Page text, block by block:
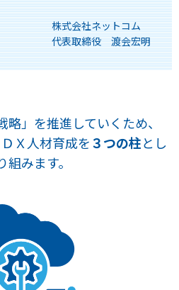
株式会社ネットコム
代表取締役 渡会宏明
略」を推進していくため、
Ｘ人材育成を３つの柱とし
組みます。